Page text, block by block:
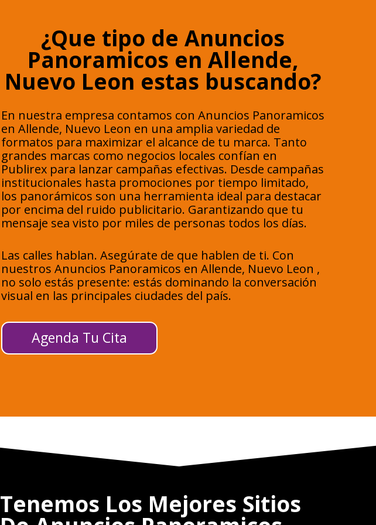
¿Que tipo de Anuncios
Panoramicos en Allende,
Nuevo Leon estas buscando?
En nuestra empresa contamos con Anuncios Panoramicos
en Allende, Nuevo Leon en una amplia variedad de
formatos para maximizar el alcance de tu marca. Tanto
grandes marcas como negocios locales confían en
Publirex para lanzar campañas efectivas. Desde campañas
institucionales hasta promociones por tiempo limitado,
los panorámicos son una herramienta ideal para destacar
por encima del ruido publicitario. Garantizando que tu
mensaje sea visto por miles de personas todos los días.
Las calles hablan. Asegúrate de que hablen de ti. Con
nuestros Anuncios Panoramicos en Allende, Nuevo Leon ,
no solo estás presente: estás dominando la conversación
visual en las principales ciudades del país.
Agenda Tu Cita
Tenemos Los Mejores Sitios